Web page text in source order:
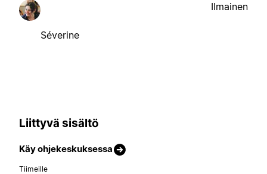
Séverine
Ilmainen
Liittyvä sisältö
Käy ohjekeskuksessa
Tiimeille